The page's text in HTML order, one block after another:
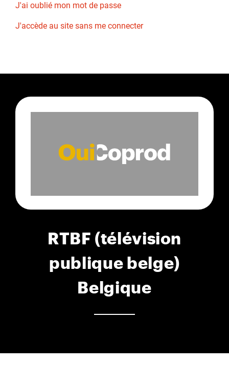
J'ai oublié mon mot de passe
J'accède au site sans me connecter
RTBF (télévision
publique belge)
Belgique